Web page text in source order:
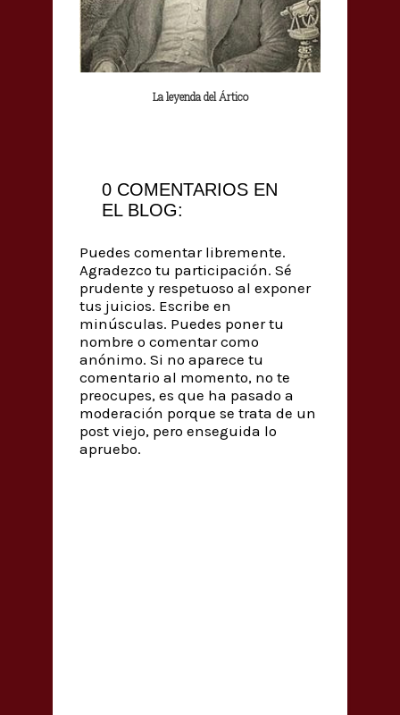
La leyenda del Ártico
0 COMENTARIOS EN
EL BLOG:
Puedes comentar libremente.
Agradezco tu participación. Sé
prudente y respetuoso al exponer
tus juicios. Escribe en
minúsculas. Puedes poner tu
nombre o comentar como
anónimo. Si no aparece tu
comentario al momento, no te
preocupes, es que ha pasado a
moderación porque se trata de un
post viejo, pero enseguida lo
apruebo.